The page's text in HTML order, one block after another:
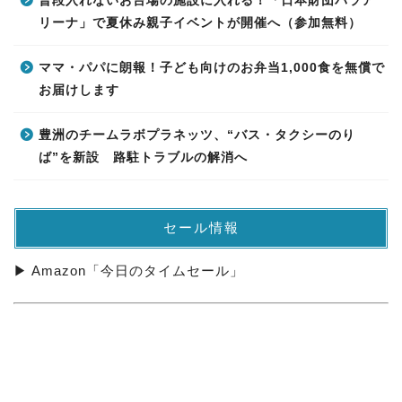
リーナ」で夏休み親子イベントが開催へ（参加無料）
ママ・パパに朗報！子ども向けのお弁当1,000食を無償で
お届けします
豊洲のチームラボプラネッツ、“バス・タクシーのり
ば”を新設 路駐トラブルの解消へ
セール情報
▶ Amazon「今日のタイムセール」